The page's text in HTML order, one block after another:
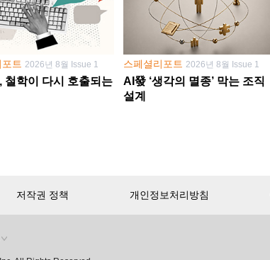
트 2026년 8월 Issue 1
철학이 다시 호출되는
스페셜리포트 2026년 8월 Issue 1
AI發 ‘생각의 멸종’ 막는 조직
설계
액 서비스 첫 달 무료!
저작권 정책 개인정보처리방침